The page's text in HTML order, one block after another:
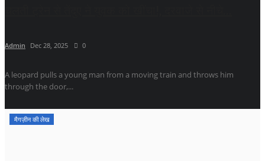
Admin Dec 28, 2025 0
A leopard pulls a young man from a moving train and throws him
through the door,...
मैगज़ीन की लेख